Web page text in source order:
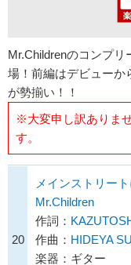
Mr.Childrenのコンプ
場！前編はデビューか
が勢揃い！！
※大変申し訳ありま
す。
20
メインストリー
Mr.Children
作詞：
作曲： HIDEYA
楽器：ギター